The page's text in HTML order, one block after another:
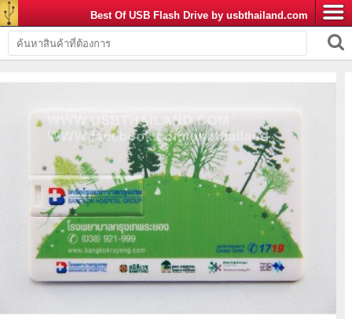
Best Of USB Flash Drive by usbthailand.com